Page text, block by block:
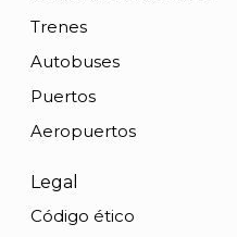
Trenes
Autobuses
Puertos
Aeropuertos
Legal
Código ético